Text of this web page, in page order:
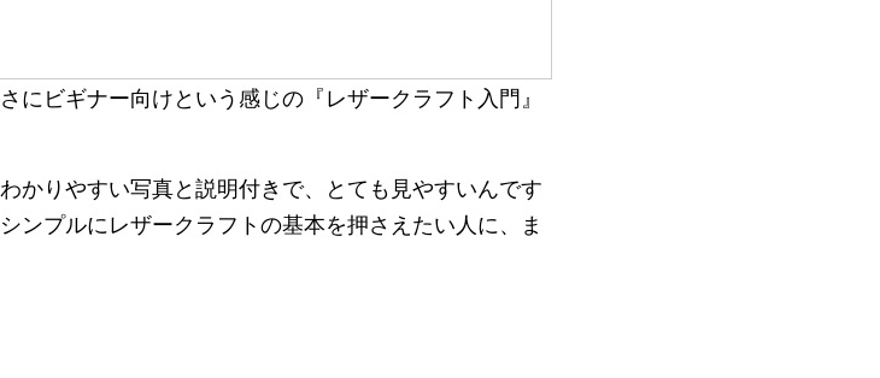
にビギナー向けという感じの『レザークラフト入門』
かりやすい写真と説明付きで、とても見やすいんです
ンプルにレザークラフトの基本を押さえたい人に、ま